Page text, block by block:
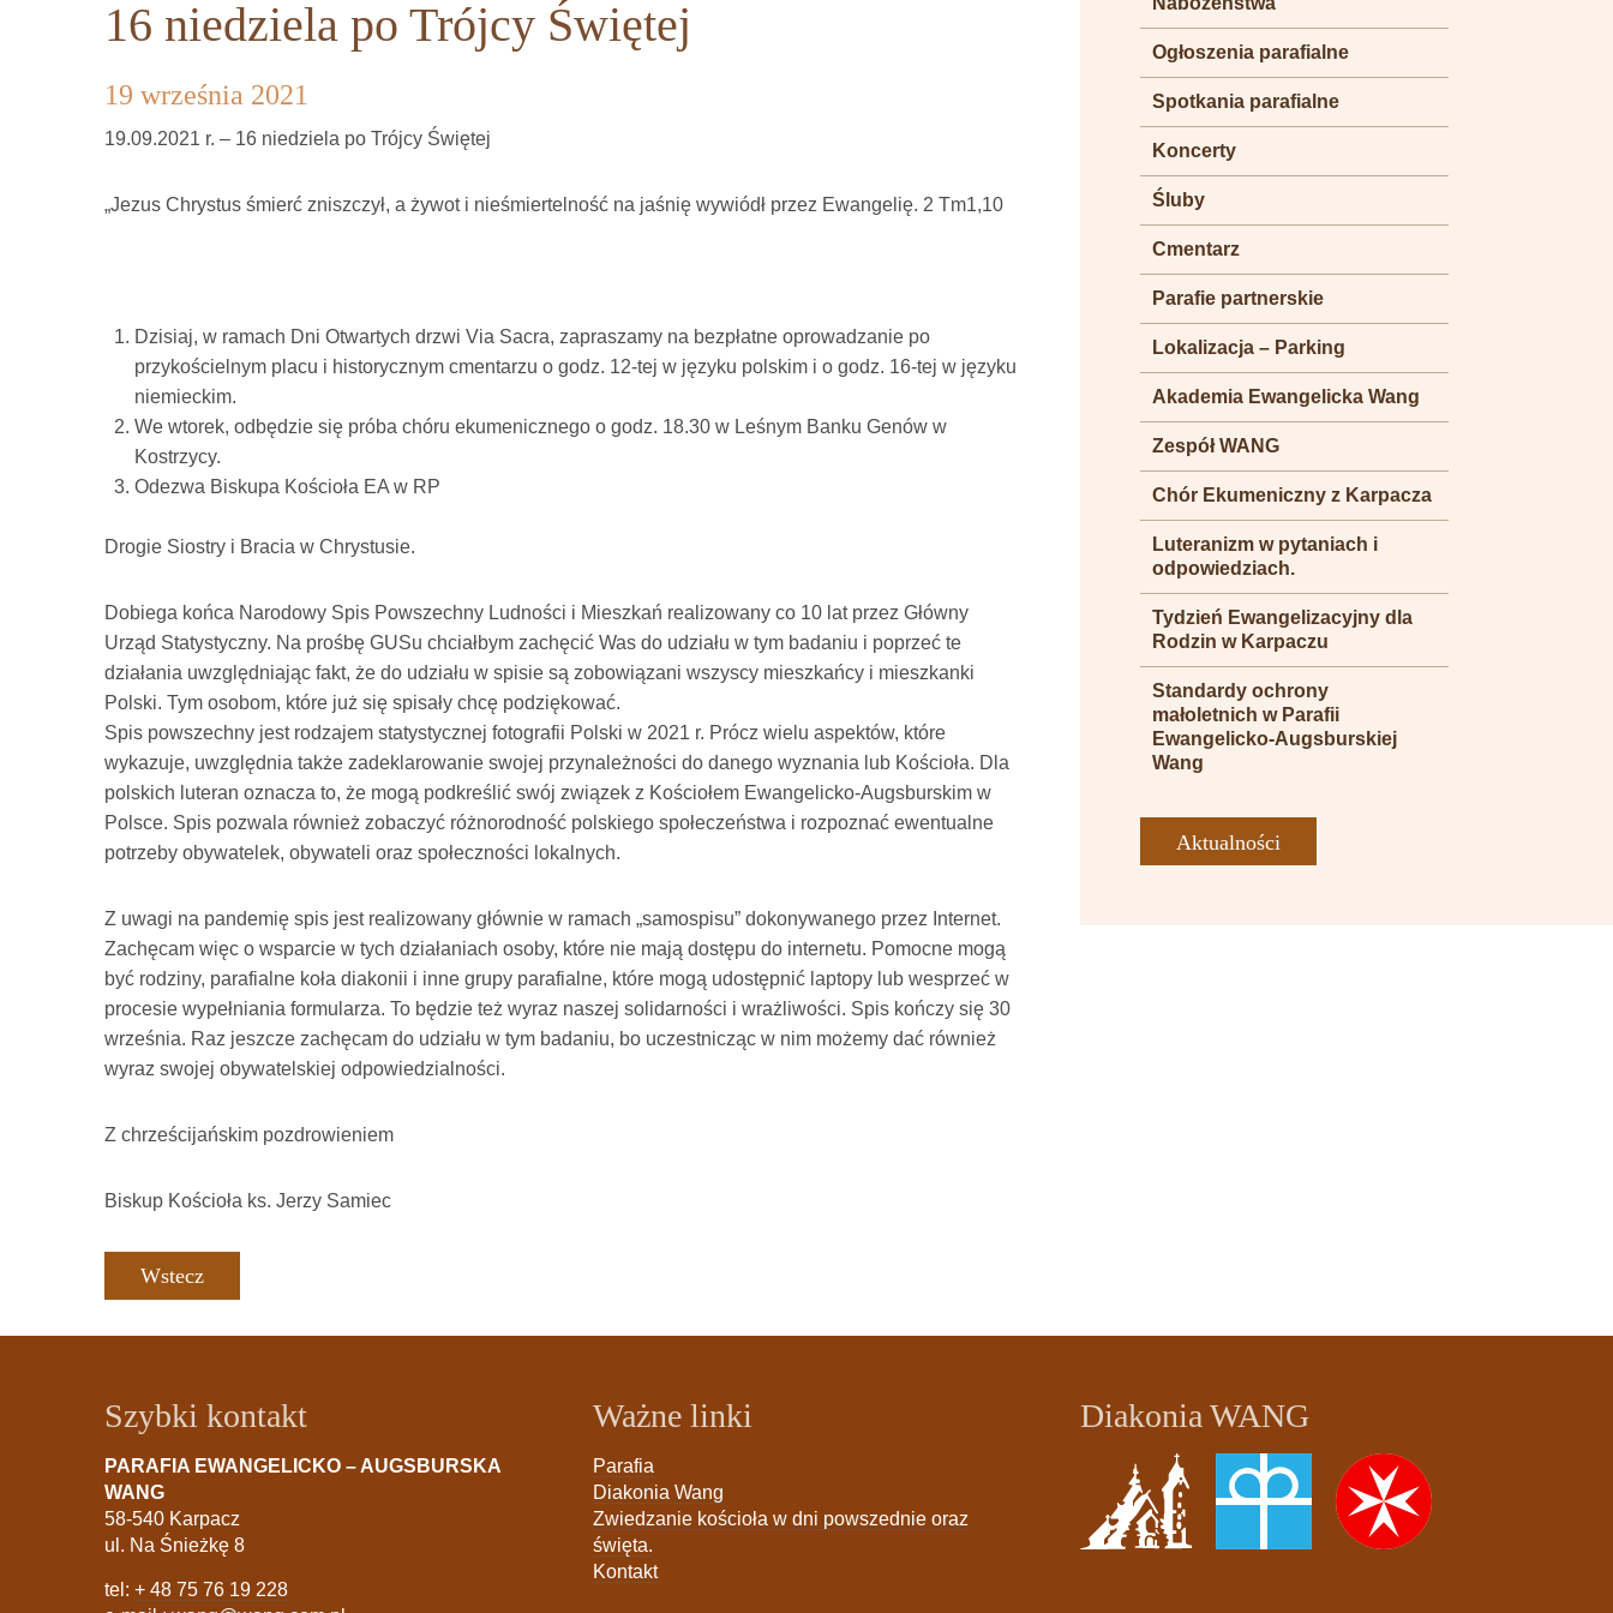
16 niedziela po Trójcy Świętej
19 września 2021
19.09.2021 r. – 16 niedziela po Trójcy Świętej
„Jezus Chrystus śmierć zniszczył, a żywot i nieśmiertelność na jaśnię wywiódł przez Ewangelię. 2 Tm1,10
Dzisiaj, w ramach Dni Otwartych drzwi Via Sacra, zapraszamy na bezpłatne oprowadzanie po
przykościelnym placu i historycznym cmentarzu o godz. 12-tej w języku polskim i o godz. 16-tej w języku
niemieckim.
We wtorek, odbędzie się próba chóru ekumenicznego o godz. 18.30 w Leśnym Banku Genów w
Kostrzycy.
Odezwa Biskupa Kościoła EA w RP
Drogie Siostry i Bracia w Chrystusie.
Dobiega końca Narodowy Spis Powszechny Ludności i Mieszkań realizowany co 10 lat przez Główny
Urząd Statystyczny. Na prośbę GUSu chciałbym zachęcić Was do udziału w tym badaniu i poprzeć te
działania uwzględniając fakt, że do udziału w spisie są zobowiązani wszyscy mieszkańcy i mieszkanki
Polski. Tym osobom, które już się spisały chcę podziękować.
Spis powszechny jest rodzajem statystycznej fotografii Polski w 2021 r. Prócz wielu aspektów, które
wykazuje, uwzględnia także zadeklarowanie swojej przynależności do danego wyznania lub Kościoła. Dla
polskich luteran oznacza to, że mogą podkreślić swój związek z Kościołem Ewangelicko-Augsburskim w
Polsce. Spis pozwala również zobaczyć różnorodność polskiego społeczeństwa i rozpoznać ewentualne
potrzeby obywatelek, obywateli oraz społeczności lokalnych.
Z uwagi na pandemię spis jest realizowany głównie w ramach „samospisu” dokonywanego przez Internet.
Zachęcam więc o wsparcie w tych działaniach osoby, które nie mają dostępu do internetu. Pomocne mogą
być rodziny, parafialne koła diakonii i inne grupy parafialne, które mogą udostępnić laptopy lub wesprzeć w
procesie wypełniania formularza. To będzie też wyraz naszej solidarności i wrażliwości. Spis kończy się 30
września. Raz jeszcze zachęcam do udziału w tym badaniu, bo uczestnicząc w nim możemy dać również
wyraz swojej obywatelskiej odpowiedzialności.
Z chrześcijańskim pozdrowieniem
Biskup Kościoła ks. Jerzy Samiec
Wstecz
Ogłoszenia parafialne
Spotkania parafialne
Koncerty
Śluby
Cmentarz
Parafie partnerskie
Lokalizacja – Parking
Akademia Ewangelicka Wang
Zespół WANG
Chór Ekumeniczny z Karpacza
Luteranizm w pytaniach i
odpowiedziach.
Tydzień Ewangelizacyjny dla
Rodzin w Karpaczu
Standardy ochrony
małoletnich w Parafii
Ewangelicko-Augsburskiej
Wang
Aktualności
Szybki kontakt
PARAFIA EWANGELICKO – AUGSBURSKA
WANG
58-540 Karpacz
ul. Na Śnieżkę 8
tel: + 48 75 76 19 228
Ważne linki
Parafia
Diakonia Wang
Zwiedzanie kościoła w dni powszednie oraz
święta.
Kontakt
Diakonia WANG